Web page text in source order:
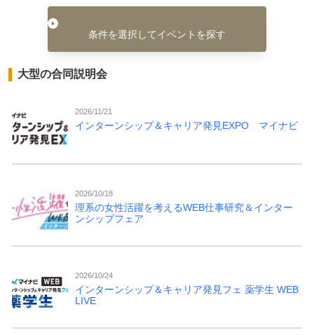
条件を選択してイベントを探す
大型の合同説明会
2026/11/21
インターンシップ＆キャリア発見EXPO マイナビ
2026/10/18
理系の女性活躍を考えるWEB仕事研究＆インター
ンシップフェア
2026/10/24
インターンシップ＆キャリア発見フェ 薬学生 WEB
LIVE